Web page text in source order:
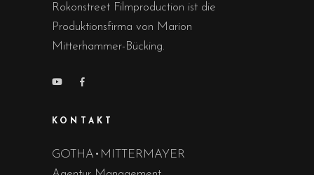
Rokonstreet Filmproduction ist die
Produktionsfirma von Marion
Mitterhammer-Bücking.
KONTAKT
GOTHA•MITTERMAYER